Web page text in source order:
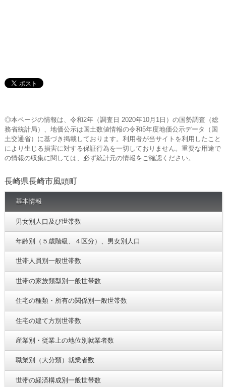
◎本ページの情報は、令和2年（調査日 2020年10月1日）の国勢調査（総
務省統計局）、地価公示は国土数値情報の令和5年度地価公示データ（国
土交通省）に基づき掲載しております。利用者が当サイトを利用したこと
により生じる損害に対する保証行為を一切しておりません。重要な用途で
の情報の収集に関しては、必ず統計元の情報をご確認ください。
長崎県長崎市風頭町
基本情報
男女別人口及び世帯数
年齢別（５歳階級、４区分）、男女別人口
世帯人員別一般世帯数
世帯の家族類型別一般世帯数
住宅の種類・所有の関係別一般世帯数
住宅の建て方別世帯数
産業別・従業上の地位別就業者数
職業別（大分類）就業者数
世帯の経済構成別一般世帯数